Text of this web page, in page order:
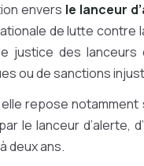
envers le lanceur
de lutte contre
des lanceurs
ou de sanctions
repose notamment
le lanceur d’alerte,
deux ans.